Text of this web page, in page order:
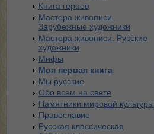
Книга героев
Мастера живописи.
Зарубежные художники
Мастера живописи. Русские
художники
Мифы
Моя первая книга
Мы русские
Обо всем на свете
Памятники мировой культуры
Православие
Русская классическая